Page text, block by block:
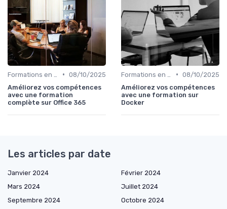
• 08/10/2025
Améliorez vos compétences
avec une formation
complète sur Office 365
• 08/10/2025
Améliorez vos compétences
avec une formation sur
Docker
Les articles par date
Janvier 2024
Février 2024
Mars 2024
Juillet 2024
Septembre 2024
Octobre 2024